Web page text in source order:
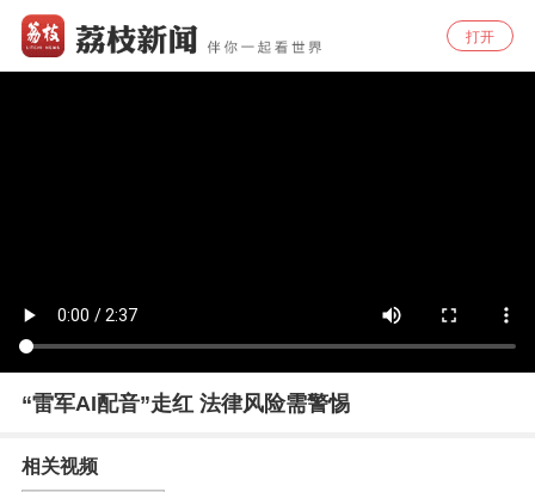
打开
“雷军AI配音”走红 法律风险需警惕
相关视频